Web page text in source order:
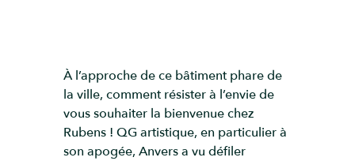
À l’approche de ce bâtiment phare de
la ville, comment résister à l’envie de
vous souhaiter la bienvenue chez
Rubens ! QG artistique, en particulier à
son apogée, Anvers a vu défiler